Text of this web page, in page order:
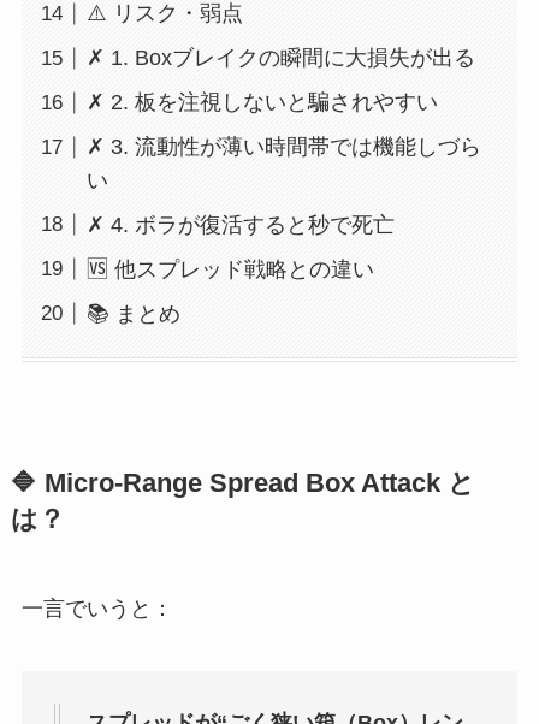
⚠️ リスク・弱点
✗ 1. Boxブレイクの瞬間に大損失が出る
✗ 2. 板を注視しないと騙されやすい
✗ 3. 流動性が薄い時間帯では機能しづら
い
✗ 4. ボラが復活すると秒で死亡
🆚 他スプレッド戦略との違い
📚 まとめ
🔷 Micro-Range Spread Box Attack と
は？
一言でいうと：